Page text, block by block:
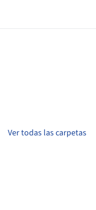
Ver todas las carpetas